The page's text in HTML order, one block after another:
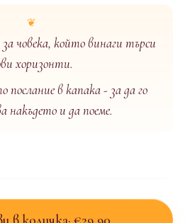
човека, който винаги търси
хоризонти.
послание в капака - за да го
накъдето и да поеме.
в количка· €29,90
До офис